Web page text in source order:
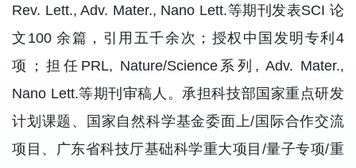
Rev. Lett., Adv. Mater., Nano Lett.等期刊发表SCI 论
文100 余篇，引用五千余次；授权中国发明专利4
项；担任PRL, Nature/Science系列, Adv. Mater.,
Nano Lett.等期刊审稿人。承担科技部国家重点研发
计划课题、国家自然科学基金委面上/国际合作交流
项目、广东省科技厅基础科学重大项目/量子专项/重